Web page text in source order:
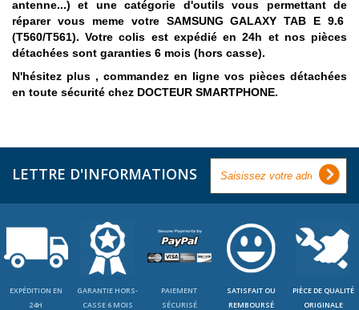
antenne...) et une catégorie d'outils vous permettant de
réparer vous meme votre SAMSUNG GALAXYTAB E 9.6
(T560/T561). Votre colis est expédié en 24h et nos pièces
détachées sont garanties 6 mois (hors casse).
N'hésitez plus , commandez en ligne vos pièces détachées
en toute sécurité chez DOCTEUR SMARTPHONE.
LETTRE D'INFORMATIONS
EXPÉDITION EN
24H
GARANTIE HORS-
CASSE 6 MOIS
PAIEMENT
SÉCURISÉ
SATISFAIT OU
REMBOURSÉ
PIÈCE DE QUALITÉ
ORIGINALE